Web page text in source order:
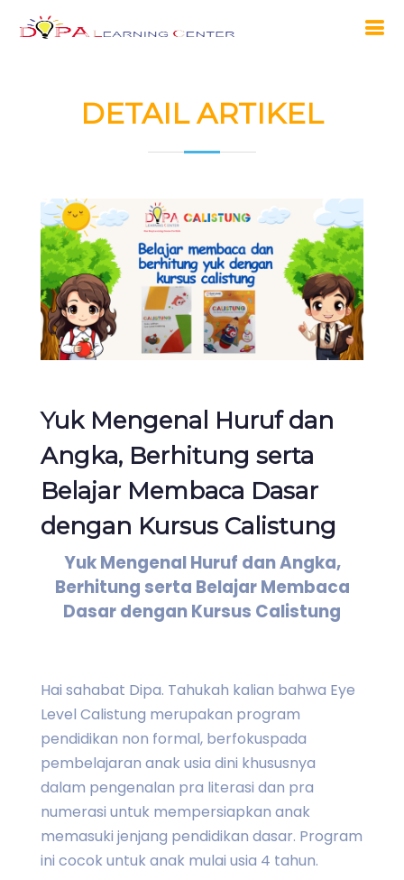
DETAIL ARTIKEL
Yuk Mengenal Huruf dan
Angka, Berhitung serta
Belajar Membaca Dasar
dengan Kursus Calistung
Yuk Mengenal Huruf dan Angka,
Berhitung serta Belajar Membaca
Dasar dengan Kursus Calistung
Hai sahabat Dipa. Tahukah kalian bahwa Eye
Level Calistung merupakan program
pendidikan non formal, berfokuspada
pembelajaran anak usia dini khususnya
dalam pengenalan pra literasi dan pra
numerasi untuk mempersiapkan anak
memasuki jenjang pendidikan dasar. Program
ini cocok untuk anak mulai usia 4 tahun.